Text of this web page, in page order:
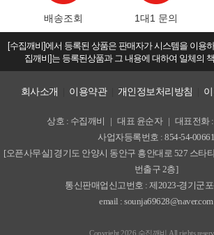
배송조회 1대1 문의
[수집깨비]에서 등록된 상품은 판매자가 시스템을 이용
집깨비]는 등록된상품과 그 내용에 대하여 일체의
회사소개 이용약관 개인정보처리방침
상호 : 수집깨비 | 대표 윤순자 | 대표전화
사업자등록번호 : 854-54-00661
[오픈사무실] 경기도 안양시 동안구 흥안대로 527 스타
번출구 2층]
통신판매업신고번호 : 제2023-경기군
email : sounja69628@naver.com
Copyright 2026 수집깨비 All rights